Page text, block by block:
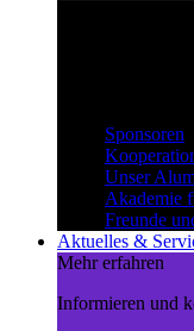
Sponsoren
Unser
Akademie
Freunde
Aktuelles &
Mehr erfahren
Informieren und